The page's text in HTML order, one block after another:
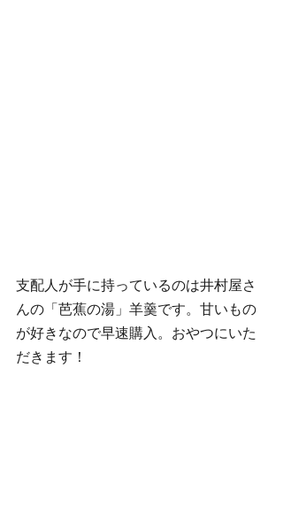
支配人が手に持っているのは井村屋さ
んの「芭蕉の湯」羊羹です。甘いもの
が好きなので早速購入。おやつにいた
だきます！